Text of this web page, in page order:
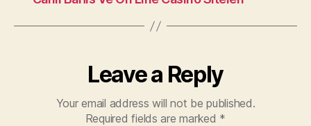
Leave a Reply
Your email address will not be published.
Required fields are marked *